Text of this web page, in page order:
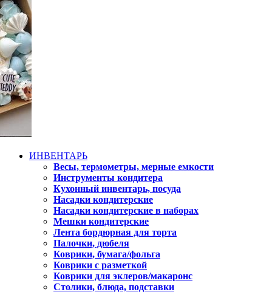
ИНВЕНТАРЬ
Весы, термометры, мерные емкости
Инструменты кондитера
Кухонный инвентарь, посуда
Насадки кондитерские
Насадки кондитерские в наборах
Мешки кондитерские
Лента бордюрная для торта
Палочки, дюбеля
Коврики, бумага/фольга
Коврики с разметкой
Коврики для эклеров/макаронс
Столики, блюда, подставки